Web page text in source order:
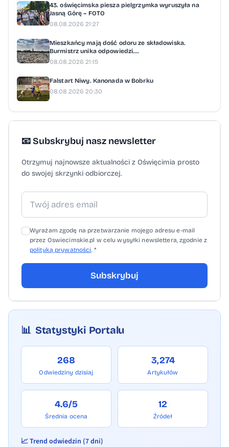
43. oświęcimska piesza pielgrzymka wyruszyła na
Jasną Górę – FOTO
08.08.2026 21:27
Mieszkańcy mają dość odoru ze składowiska.
Burmistrz unika odpowiedzi....
08.08.2026 21:15
Falstart Niwy. Kanonada w Bobrku
08.08.2026 20:30
📧 Subskrybuj nasz newsletter
Otrzymuj najnowsze aktualności z Oświęcimia prosto
do swojej skrzynki odbiorczej.
Wyrażam zgodę na przetwarzanie mojego adresu e-mail
przez Oswiecimskie.pl w celu wysyłki newslettera, zgodnie z
polityką prywatności . *
Subskrybuj
📊 Statystyki Portalu
268
Odwiedziny dzisiaj
3,274
Artykułów
4.6/5
Średnia ocena
12
Źródeł
📈 Trend odwiedzin (7 dni)